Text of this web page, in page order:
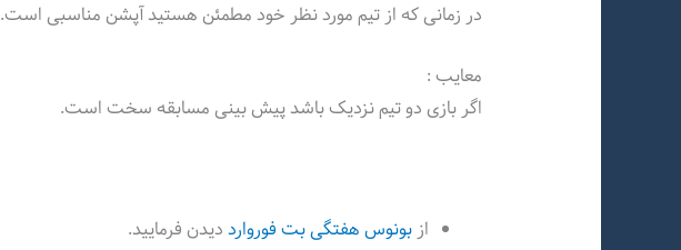
در زمانی که از تیم مورد نظر خود مطمئن هستید آپشن مناسبی است.
معایب :
اگر بازی دو تیم نزدیک باشد پیش بینی مسابقه سخت است.
از بونوس هفتگی بت فوروارددیدن فرمایید.